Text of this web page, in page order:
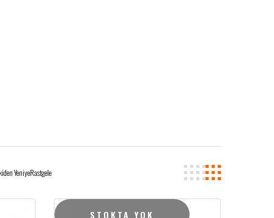
YeniyeRastgele
STOKTA YOK